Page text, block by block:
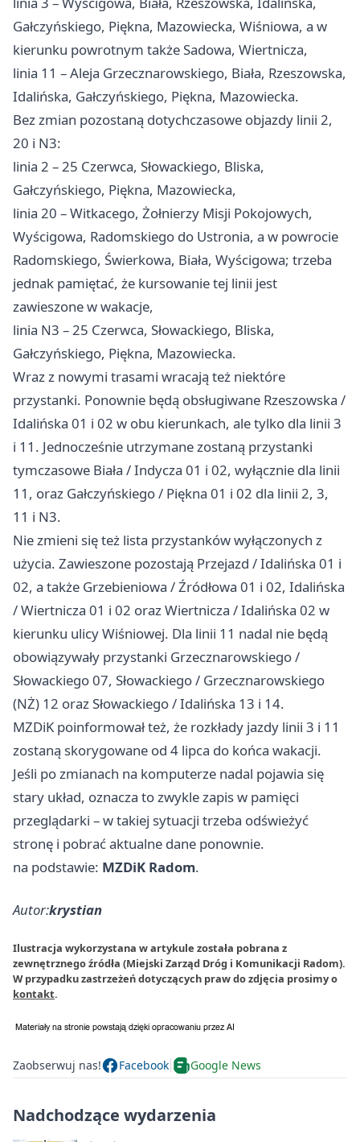
Gałczyńskiego, Piękna, Mazowiecka, Wiśniowa, a w
kierunku powrotnym także Sadowa, Wiertnicza,
linia 11 – Aleja Grzecznarowskiego, Biała, Rzeszowska,
Idalińska, Gałczyńskiego, Piękna, Mazowiecka.
Bez zmian pozostaną dotychczasowe objazdy linii 2,
20 i N3:
linia 2 – 25 Czerwca, Słowackiego, Bliska,
Gałczyńskiego, Piękna, Mazowiecka,
linia 20 – Witkacego, Żołnierzy Misji Pokojowych,
Wyścigowa, Radomskiego do Ustronia, a w powrocie
Radomskiego, Świerkowa, Biała, Wyścigowa; trzeba
jednak pamiętać, że kursowanie tej linii jest
zawieszone w wakacje,
linia N3 – 25 Czerwca, Słowackiego, Bliska,
Gałczyńskiego, Piękna, Mazowiecka.
Wraz z nowymi trasami wracają też niektóre
przystanki. Ponownie będą obsługiwane Rzeszowska /
Idalińska 01 i 02 w obu kierunkach, ale tylko dla linii 3
i 11. Jednocześnie utrzymane zostaną przystanki
tymczasowe Biała / Indycza 01 i 02, wyłącznie dla linii
11, oraz Gałczyńskiego / Piękna 01 i 02 dla linii 2, 3,
11 i N3.
Nie zmieni się też lista przystanków wyłączonych z
użycia. Zawieszone pozostają Przejazd / Idalińska 01 i
02, a także Grzebieniowa / Źródłowa 01 i 02, Idalińska
/ Wiertnicza 01 i 02 oraz Wiertnicza / Idalińska 02 w
kierunku ulicy Wiśniowej. Dla linii 11 nadal nie będą
obowiązywały przystanki Grzecznarowskiego /
Słowackiego 07, Słowackiego / Grzecznarowskiego
(NŻ) 12 oraz Słowackiego / Idalińska 13 i 14.
MZDiK poinformował też, że rozkłady jazdy linii 3 i 11
zostaną skorygowane od 4 lipca do końca wakacji.
Jeśli po zmianach na komputerze nadal pojawia się
stary układ, oznacza to zwykle zapis w pamięci
przeglądarki – w takiej sytuacji trzeba odświeżyć
stronę i pobrać aktualne dane ponownie.
na podstawie: MZDiK Radom.
Autor:krystian
Ilustracja wykorzystana w artykule została pobrana z
zewnętrznego źródła (Miejski Zarząd Dróg i Komunikacji Radom).
W przypadku zastrzeżeń dotyczących praw do zdjęcia prosimy o
kontakt.
Zaobserwuj nas! Facebook Google News
Nadchodzące wydarzenia